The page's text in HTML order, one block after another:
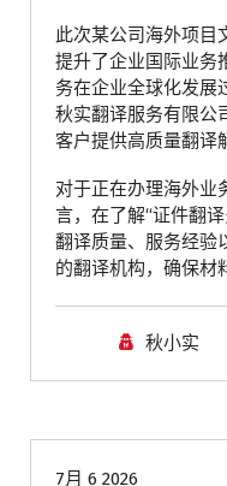
此次某公司海外项目
提升了企业国际业务
务在企业全球化发展
秋实翻译服务有限公
客户提供高质量翻译
对于正在办理海外业
言，在了解“证件翻
翻译质量、服务经验
的翻译机构，确保材
秋小实
7月 6 2026